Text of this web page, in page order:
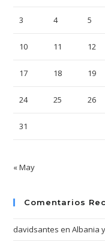
3 4 5
10 11 12
17 18 19
24 25 26
31
« May
Comentarios
davidsantes enAlbania